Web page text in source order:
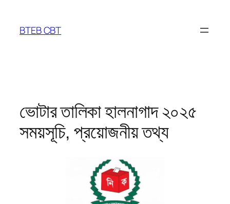
content
BTEB CBT
ভোটার তালিকা হালনাগাদ ২০২৫
সময়সূচি, প্রয়োজনীয় তথ্য